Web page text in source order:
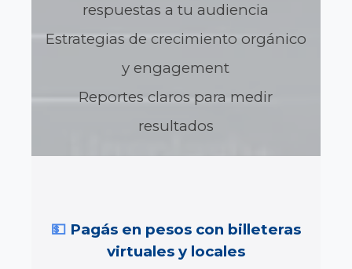
respuestas a tu audiencia
Estrategias de crecimiento orgánico
y engagement
Reportes claros para medir
resultados
💵 Pagás en pesos con billeteras
virtuales y locales